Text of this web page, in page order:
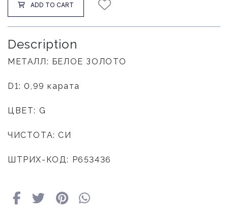
ADD TO CART
Description
МЕТАЛЛ: БЕЛОЕ ЗОЛОТО
D1: 0,99 карата
ЦВЕТ: G
ЧИСТОТА: СИ
ШТРИХ-КОД: P653436